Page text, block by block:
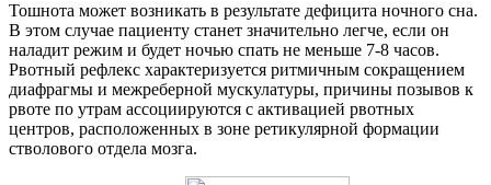
Тошнота может возникать в результате дефицита ночного сна.
В этом случае пациенту станет значительно легче, если он
наладит режим и будет ночью спать не меньше 7-8 часов.
Рвотный рефлекс характеризуется ритмичным сокращением
диафрагмы и межреберной мускулатуры, причины позывов к
рвоте по утрам ассоциируются с активацией рвотных
центров, расположенных в зоне ретикулярной формации
стволового отдела мозга.